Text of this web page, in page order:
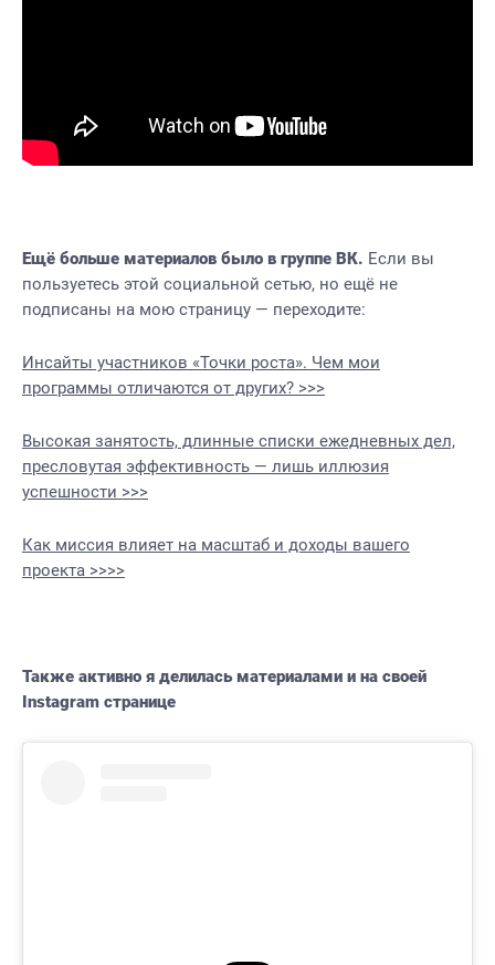
Ещё больше материалов было в группе ВК. Если вы
пользуетесь этой социальной сетью, но ещё не
подписаны на мою страницу — переходите:
Инсайты участников «Точки роста». Чем мои
программы отличаются от других? >>>
Высокая занятость, длинные списки ежедневных дел,
пресловутая эффективность — лишь иллюзия
успешности >>>
Как миссия влияет на масштаб и доходы вашего
проекта >>>>
Также активно я делилась материалами и на своей
Instagram странице